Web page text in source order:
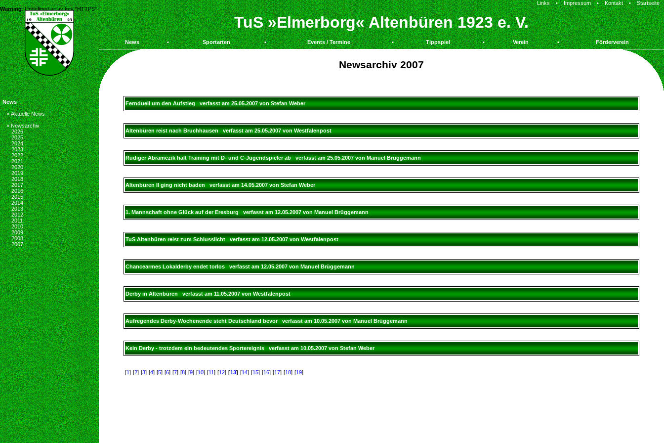
Warning: Undefined array key "HTTPS" in/homepages/29/d66742191/htdocs/tus-altenbueren/head.phpon line15
News
» Aktuelle News
» Newsarchiv
2026
2025
2024
2023
2022
2021
2020
2019
2018
2017
2016
2015
2014
2013
2012
2011
2010
2009
2008
2007
Links•Impressum•Kontakt•Startseite
TuS »Elmerborg« Altenbüren 1923 e. V.
News • Sportarten • Events / Termine • Tippspiel • Verein • Förderverein
Newsarchiv 2007
Fernduell um den Aufstieg verfasst am 25.05.2007 von Stefan Weber
Altenbüren reist nach Bruchhausen verfasst am 25.05.2007 von Westfalenpost
Rüdiger Abramczik hält Training mit D- und C-Jugendspieler ab verfasst am 25.05.2007 von Manuel Brüggemann
Altenbüren II ging nicht baden verfasst am 14.05.2007 von Stefan Weber
1. Mannschaft ohne Glück auf der Eresburg verfasst am 12.05.2007 von Manuel Brüggemann
TuS Altenbüren reist zum Schlusslicht verfasst am 12.05.2007 von Westfalenpost
Chancearmes Lokalderby endet torlos verfasst am 12.05.2007 von Manuel Brüggemann
Derby in Altenbüren verfasst am 11.05.2007 von Westfalenpost
Aufregendes Derby-Wochenende steht Deutschland bevor verfasst am 10.05.2007 von Manuel Brüggemann
Kein Derby - trotzdem ein bedeutendes Sportereignis verfasst am 10.05.2007 von Stefan Weber
[1 ] [2] [3] [4] [5] [6] [7] [8] [9] [10] [11 ] [12] [13] [14] [15] [16] [17] [18] [19]